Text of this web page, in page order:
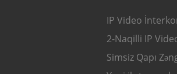
IP Video
2-Naqilli IP
Simsiz Qapı